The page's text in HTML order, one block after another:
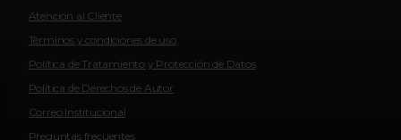
Atencion al Cliente
Términos y condiciones de uso
Política de Tratamiento y Protección de Datos
Política de Derechos de Autor
Correo Institucional
Preguntas frecuentes